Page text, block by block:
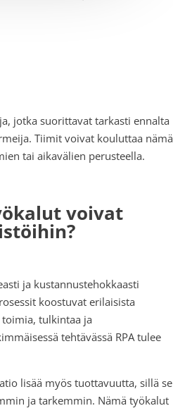
jotka suorittavat tarkasti ennalta
Tiimit voivat kouluttaa nämä
tai aikavälien perusteella.
voivat
ja kustannustehokkaasti
koostuvat erilaisista
tulkintaa ja
tehtävässä RPA tulee
lisää myös tuottavuutta, sillä se
ja tarkemmin. Nämä työkalut